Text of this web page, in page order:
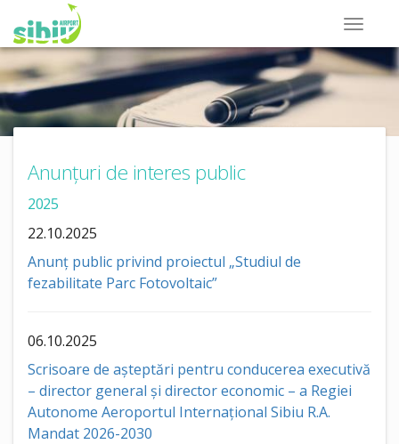
Anunțuri de interes public
2025
22.10.2025
Anunț public privind proiectul „Studiul de
fezabilitate Parc Fotovoltaic”
06.10.2025
Scrisoare de așteptări pentru conducerea executivă
– director general și director economic – a Regiei
Autonome Aeroportul Internațional Sibiu R.A.
Mandat 2026-2030